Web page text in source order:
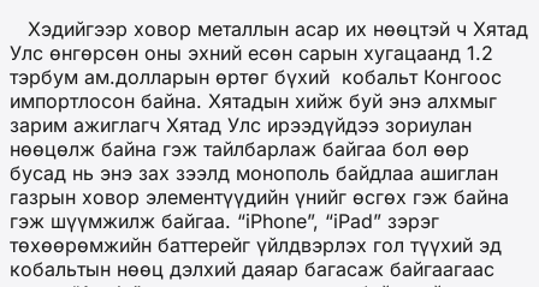
Хэдийгээр ховор металлын асар их нөөцтэй ч Хятад
Улс өнгөрсөн оны эхний есөн сарын хугацаанд 1.2
тэрбум ам.долларын өртөг бүхий кобальт Конгоос
импортлосон байна. Хятадын хийж буй энэ алхмыг
зарим ажиглагч Хятад Улс ирээдүйдээ зориулан
нөөцөлж байна гэж тайлбарлаж байгаа бол өөр
бусад нь энэ зах зээлд монополь байдлаа ашиглан
газрын ховор элементүүдийн үнийг өсгөх гэж байна
гэж шүүмжилж байгаа. “iPhone”, “iPad” зэрэг
төхөөрөмжийн баттерейг үйлдвэрлэх гол түүхий эд
кобальтын нөөц дэлхий даяар багасаж байгаагаас